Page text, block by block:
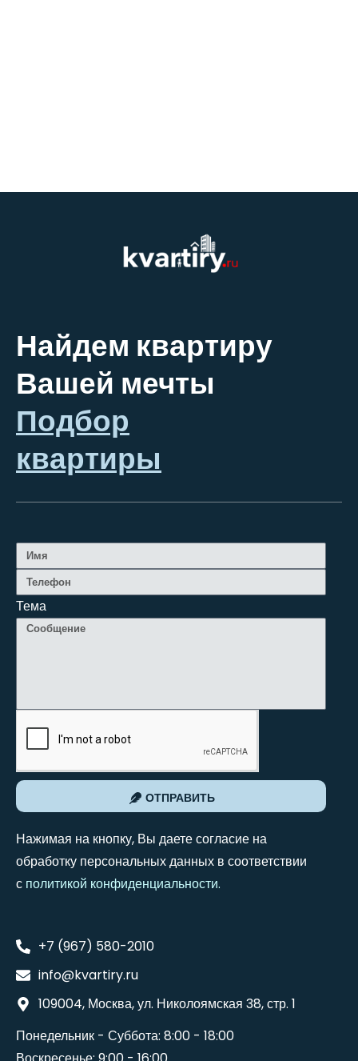
Найдем квартиру
Вашей мечты
Подбор
квартиры
Тема
ОТПРАВИТЬ
Нажимая на кнопку, Вы даете согласие на
обработку персональных данных в соответствии
с политикой конфиденциальности.
+7 (967) 580-2010
info@kvartiry.ru
109004, Москва, ул. Николоямская 38, стр. 1
Понедельник - Суббота: 8:00 - 18:00